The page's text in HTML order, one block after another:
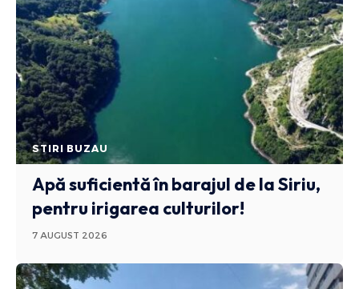
STIRI BUZAU
Apă suficientă în barajul de la Siriu,
pentru irigarea culturilor!
7 AUGUST 2026